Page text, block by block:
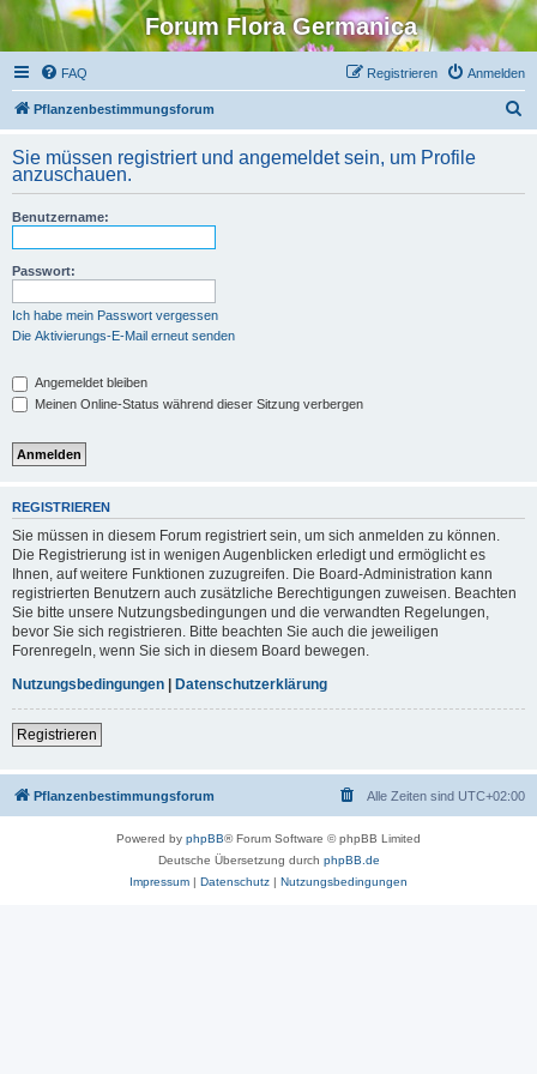
Forum Flora Germanica
FAQ Anmelden
Registrieren
Pflanzenbestimmungsforum
h
Sie müssen registriert und angemeldet sein, um Profile
anzuschauen.
Benutzername:
Passwort:
Ich habe mein Passwort vergessen
Die Aktivierungs-E-Mail erneut senden
Angemeldet bleiben
Meinen Online-Status während dieser Sitzung verbergen
REGISTRIEREN
Sie müssen in diesem Forum registriert sein, um sich anmelden zu können.
Die Registrierung ist in wenigen Augenblicken erledigt und ermöglicht es
Ihnen, auf weitere Funktionen zuzugreifen. Die Board-Administration kann
registrierten Benutzern auch zusätzliche Berechtigungen zuweisen. Beachten
Sie bitte unsere Nutzungsbedingungen und die verwandten Regelungen,
bevor Sie sich registrieren. Bitte beachten Sie auch die jeweiligen
Forenregeln, wenn Sie sich in diesem Board bewegen.
Nutzungsbedingungen | Datenschutzerklärung
Registrieren
Pflanzenbestimmungsforum Alle Zeiten sind UTC+02:00
Powered by phpBB® Forum Software © phpBB Limited
Deutsche Übersetzung durch phpBB.de
Impressum | Datenschutz | Nutzungsbedingungen